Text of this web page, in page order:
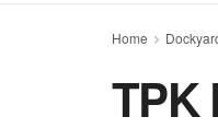
Home
TPK